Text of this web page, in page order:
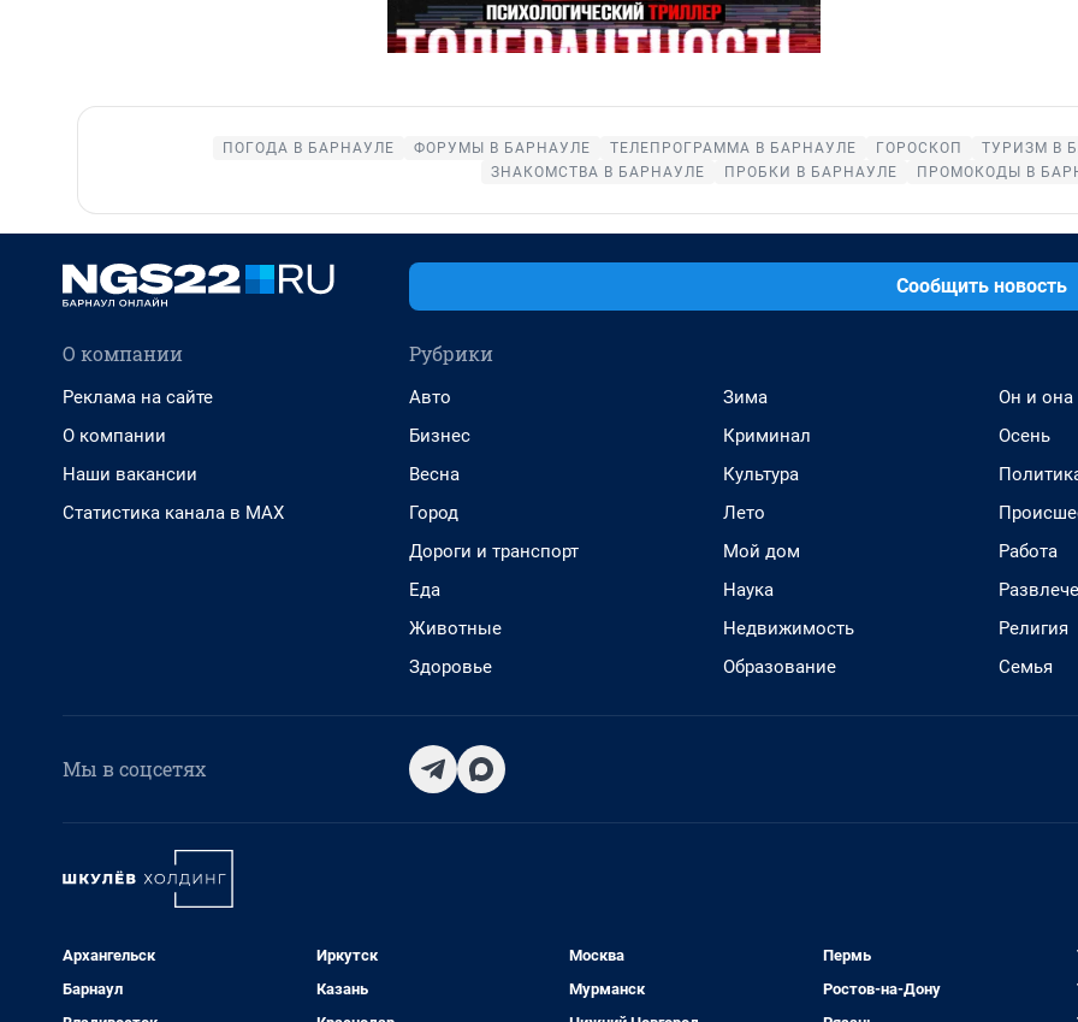
ПОГОДА В БАРНАУЛЕ ФОРУМЫ В БАРНАУЛЕ ТЕЛЕПРОГРАММА В БАРНАУЛЕ ГОРОСКОП ТУРИЗМ В
ЗНАКОМСТВА В БАРНАУЛЕ
ПРОБКИ В БАРНАУЛЕ ПРОМОКОДЫ В
Сообщить новость
О компании
Реклама на сайте
О компании
Наши вакансии
Статистика канала в MAX
Рубрики
Авто
Бизнес
Весна
Город
Дороги и транспорт
Еда
Животные
Здоровье
Зима
Криминал
Культура
Лето
Мой дом
Наука
Недвижимость
Образование
Он и она
Осень
Работа
Религия
Семья
Мы в соцсетях
Архангельск
Барнаул
Иркутск
Казань
Москва
Мурманск
Пермь
Ростов-на-Дону